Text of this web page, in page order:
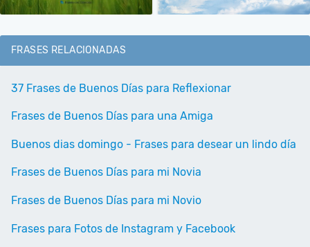
FRASES RELACIONADAS
37 Frases de Buenos Días para Reflexionar
Frases de Buenos Días para una Amiga
Buenos dias domingo - Frases para desear un lindo día
Frases de Buenos Días para mi Novia
Frases de Buenos Días para mi Novio
Frases para Fotos de Instagram y Facebook